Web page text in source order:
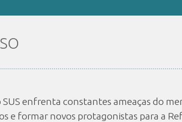
enfrenta constantes ameaças do
e formar novos protagonistas para a